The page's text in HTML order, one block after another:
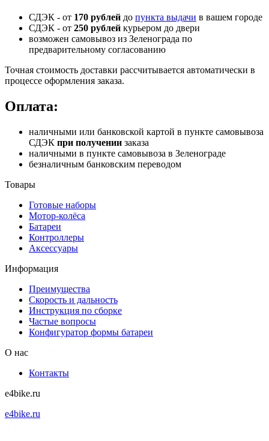
СДЭК - от 170 рублей до пункта выдачи в вашем городе
СДЭК - от 250 рублей курьером до двери
возможен самовывоз из Зеленограда по
предварительному согласованию
Точная стоимость доставки рассчитывается автоматически в
процессе оформления заказа.
Оплата:
наличными или банковской картой в пункте самовывоза
СДЭК при получении заказа
наличными в пункте самовывоза в Зеленограде
безналичным банковским переводом
Товары
Готовые наборы
Мотор-колёса
Батареи
Контроллеры
Аксессуары
Информация
Преимущества
Скорость и дальность
Инструкция по сборке
Частые вопросы
Конфигуратор формы батареи
О нас
Контакты
e4bike.ru
e4bike.ru